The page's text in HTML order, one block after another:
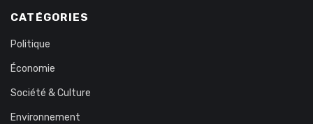
CATÉGORIES
Politique
Économie
Société & Culture
Environnement